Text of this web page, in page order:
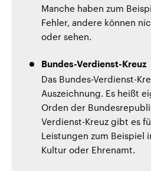
Manche haben zum
Fehler, andere können
oder sehen.
Bundes-Verdienst-Kreuz
Das Bundes-Verdienst-
Auszeichnung. Es heißt
Orden der
Verdienst-Kreuz gibt es
Leistungen zum Beispiel
Kultur oder Ehrenamt.